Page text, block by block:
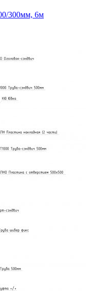
300мм, 6м